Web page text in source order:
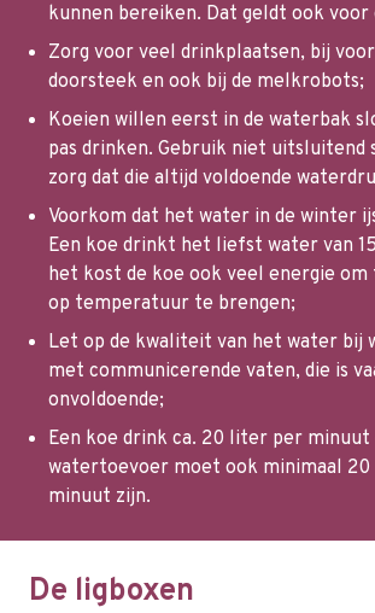
kunnen bereiken. Dat geldt ook
Zorg voor veel drinkplaatsen, bij
doorsteek en ook bij de melkrobots;
Koeien willen eerst in de waterbak
pas drinken. Gebruik niet uitsluitend
zorg dat die altijd voldoende
Voorkom dat het water in de winter
Een koe drinkt het liefst water van
het kost de koe ook veel energie
op temperatuur te brengen;
Let op de kwaliteit van het water bij
met communicerende vaten, die is
onvoldoende;
Een koe drink ca. 20 liter per minuut
watertoevoer moet ook minimaal
minuut zijn.
De ligboxen